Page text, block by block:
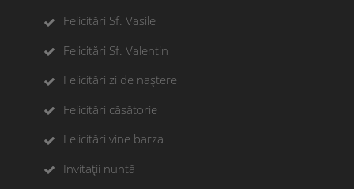
Felicitări Sf. Vasile
Felicitări Sf. Valentin
Felicitări zi de naștere
Felicitări căsătorie
Felicitări vine barza
Invitații nuntă